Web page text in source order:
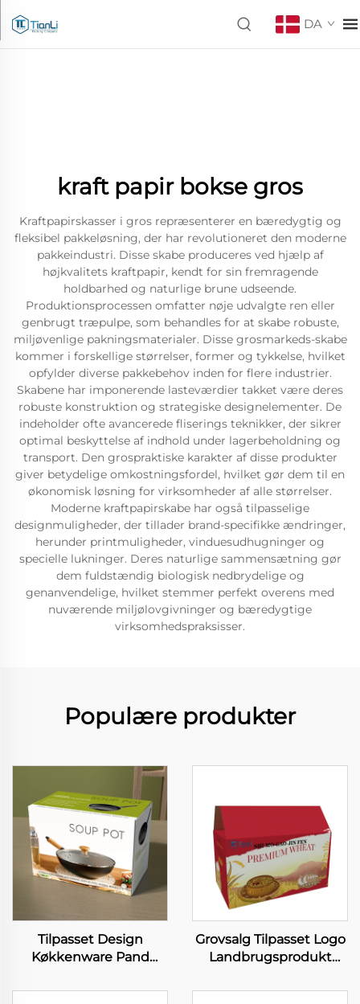
DA
kraft papir bokse gros
Kraftpapirskasser i gros repræsenterer en bæredygtig og
fleksibel pakkeløsning, der har revolutioneret den moderne
pakkeindustri. Disse skabe produceres ved hjælp af
højkvalitets kraftpapir, kendt for sin fremragende
holdbarhed og naturlige brune udseende.
Produktionsprocessen omfatter nøje udvalgte ren eller
genbrugt træpulpe, som behandles for at skabe robuste,
miljøvenlige pakningsmaterialer. Disse grosmarkeds-skabe
kommer i forskellige størrelser, former og tykkelse, hvilket
opfylder diverse pakkebehov inden for flere industrier.
Skabene har imponerende lasteværdier takket være deres
robuste konstruktion og strategiske designelementer. De
indeholder ofte avancerede fliserings teknikker, der sikrer
optimal beskyttelse af indhold under lagerbeholdning og
transport. Den grospraktiske karakter af disse produkter
giver betydelige omkostningsfordel, hvilket gør dem til en
økonomisk løsning for virksomheder af alle størrelser.
Moderne kraftpapirskabe har også tilpasselige
designmuligheder, der tillader brand-specifikke ændringer,
herunder printmuligheder, vinduesudhugninger og
specielle lukninger. Deres naturlige sammensætning gør
dem fuldstændig biologisk nedbrydelige og
genanvendelige, hvilket stemmer perfekt overens med
nuværende miljølovgivninger og bæredygtige
virksomhedspraksisser.
Populære produkter
Tilpasset Design
Køkkenware Pand
Kokkeværktøjssæt
Grovsalg Tilpasset Logo
Landbrugsprodukt
Almindelig Pulver Store